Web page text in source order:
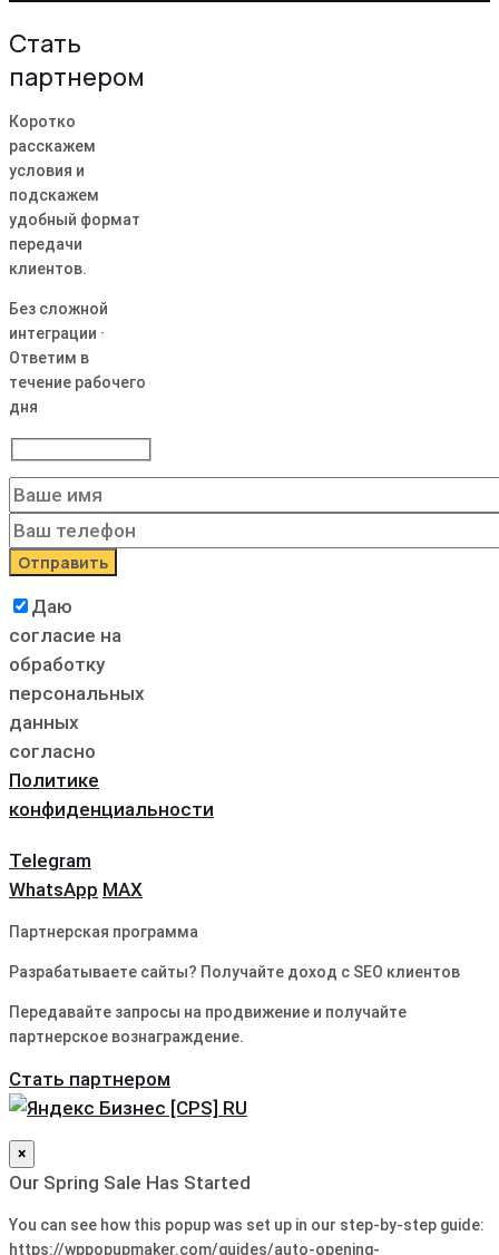
Стать
партнером
Коротко
расскажем
условия и
подскажем
удобный формат
передачи
клиентов.
Без сложной
интеграции ·
Ответим в
течение рабочего
дня
Даю
согласие на
обработку
персональных
данных
согласно
Политике
конфиденциальности
Telegram
WhatsApp MAX
Партнерская программа
Разрабатываете сайты? Получайте доход с SEO клиентов
Передавайте запросы на продвижение и получайте
партнерское вознаграждение.
Стать партнером
×
Our Spring Sale Has Started
You can see how this popup was set up in our step-by-step guide:
https://wppopupmaker.com/guides/auto-opening-